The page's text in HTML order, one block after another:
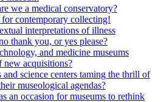
we a medical conservatory?
for contemporary collecting!
interpretations of illness
thank you, or yes please?
and medicine museums
new acquisitions?
and science centers taming the thrill of
museological agendas?
an occasion for museums to rethink